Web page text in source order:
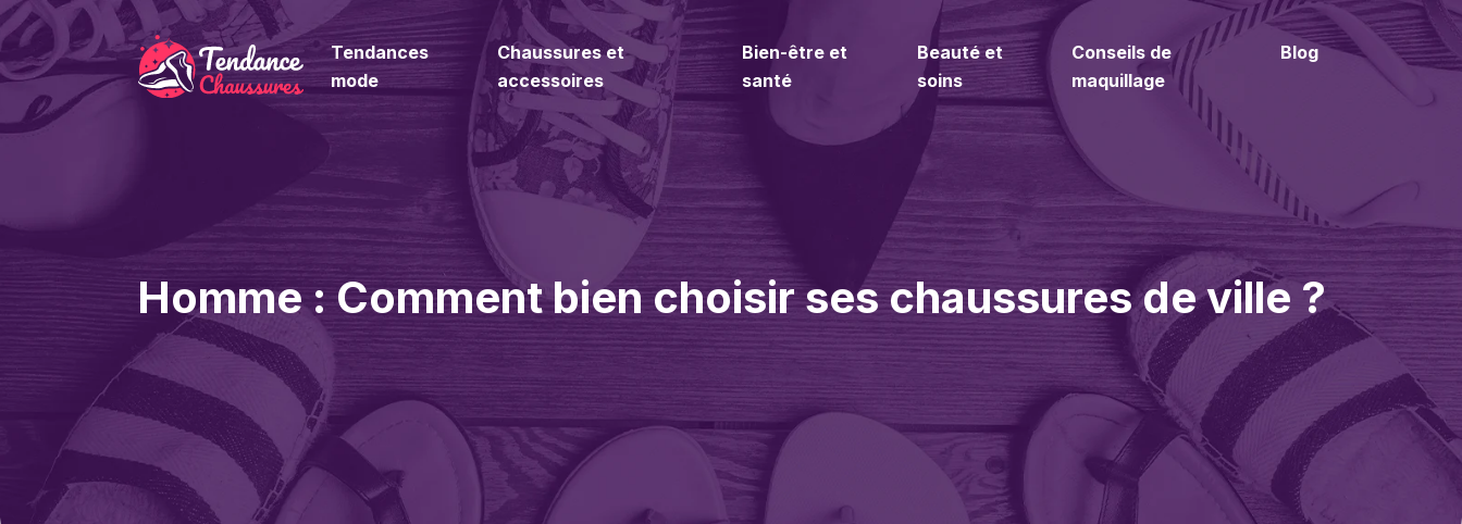
Tendances
mode
Chaussures et
accessoires
Bien-être et
santé
Beauté et
soins
Conseils de
maquillage
Blog
Homme : Comment bien choisir ses chaussures de ville ?